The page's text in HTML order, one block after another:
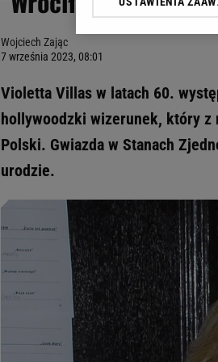
Wojciech Zając
7 września 2023, 08:01
Violetta Villas w latach 60.
hollywoodzki wizerunek, który z
Polski. Gwiazda w Stanach
urodzie.
Klikając „Akceptuję”
odnośnik „Ustawienia
My, nasi Zaufani
Użycie dokładnych
Przechowywanie